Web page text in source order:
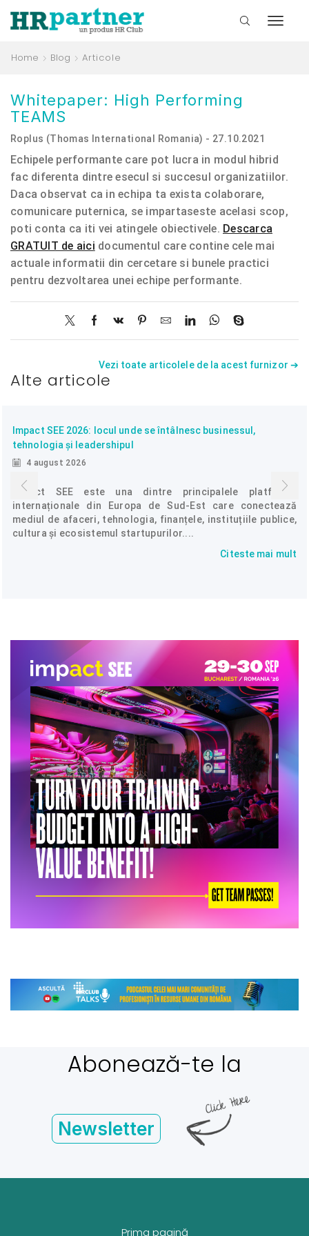
Home Blog Articole
Whitepaper: High Performing
TEAMS
Roplus (Thomas International Romania) - 27.10.2021
Echipele performante care pot lucra in modul hibrid
fac diferenta dintre esecul si succesul organizatiilor.
Daca observat ca in echipa ta exista colaborare,
comunicare puternica, se impartaseste acelasi scop,
poti conta ca iti vei atingele obiectivele. Descarca
GRATUIT de aici documentul care contine cele mai
actuale informatii din cercetare si bunele practici
pentru dezvoltarea unei echipe performante.
Vezi toate articolele de la acest furnizor ➔
Alte articole
Impact SEE 2026: locul unde se întâlnesc businessul,
tehnologia și leadershipul
4 august 2026
Impact SEE este una dintre principalele platforme
internaționale din Europa de Sud-Est care conectează
mediul de afaceri, tehnologia, finanțele, instituțiile publice,
cultura și ecosistemul startupurilor....
Citeste mai mult
Abonează-te la
Newsletter
Prima pagină